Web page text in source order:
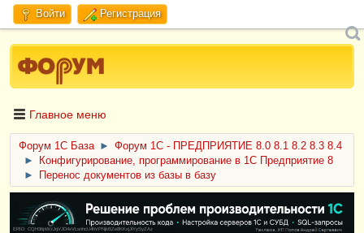
Войти Регистрация
Главное меню
Форум 1C База ►
Форум 1С - ПРЕДПРИЯТИЕ 8.0 8.1 8.2 8.3 8.4
►
Конфигурирование, программирование в 1С Предприятие 8
►
Перенос документов из базы в базу
ERID: CQH36pWzJqVJD4xVLsnhcU4hVPNjkBZe8KKxjJiYySyZAz